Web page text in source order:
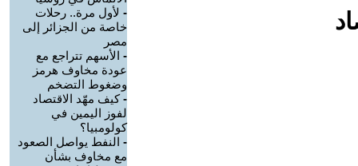
- لأول مرة.. رحلات
خاصة من الجزائر إلى
مصر
- الأسهم تتراجع مع
عودة مخاوف هرمز
وضغوط التضخم
-كيف مهّد الاقتصاد
لفوز اليمين في
كولومبيا؟
- النفط يواصل الصعود
مع مخاوف بشأن